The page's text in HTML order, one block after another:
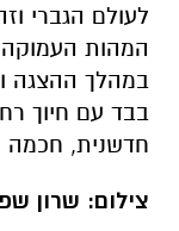
לעולם הגברי
המהות
במהלך ההצגה
בבד עם חיוך
חדשנית, חכמה
צילום: שרון